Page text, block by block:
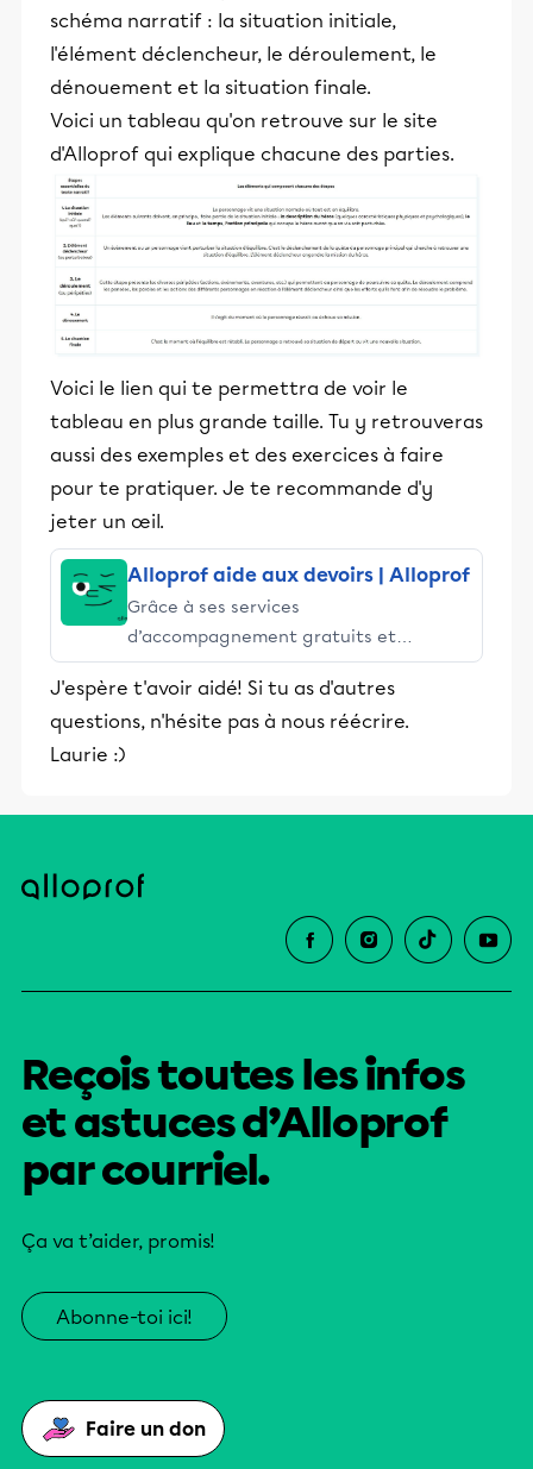
schéma narratif : la situation initiale,
l'élément déclencheur, le déroulement, le
dénouement et la situation finale.
Voici un tableau qu'on retrouve sur le site
d'Alloprof qui explique chacune des parties.
Voici le lien qui te permettra de voir le
tableau en plus grande taille. Tu y retrouveras
aussi des exemples et des exercices à faire
pour te pratiquer. Je te recommande d'y
jeter un œil.
Alloprof aide aux devoirs | Alloprof
Grâce à ses services
d’accompagnement gratuits et
stimulants, Alloprof engage les élèves
et leurs parents dans la réussite
éducative.
J'espère t'avoir aidé! Si tu as d'autres
questions, n'hésite pas à nous réécrire.
Laurie :)
Reçois toutes les infos
et astuces d’Alloprof
par courriel.
Ça va t’aider, promis!
Abonne-toi ici!
Faire un don